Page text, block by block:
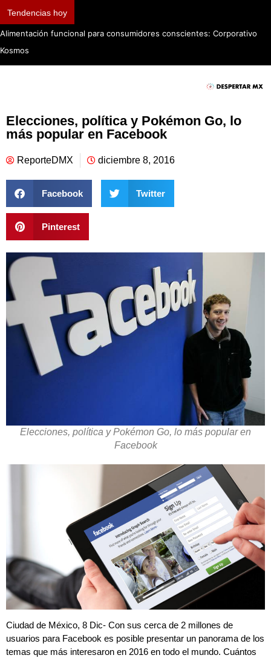
Tendencias hoy
Alimentación funcional para consumidores conscientes: Corporativo
Kosmos
Elecciones, política y Pokémon Go, lo
más popular en Facebook
ReporteDMX diciembre 8, 2016
Facebook Twitter
Pinterest
Elecciones, política y Pokémon Go, lo más popular en
Facebook
Ciudad de México, 8 Dic- Con sus cerca de 2 millones de
usuarios para Facebook es posible presentar un panorama de los
temas que más interesaron en 2016 en todo el mundo. Cuántos